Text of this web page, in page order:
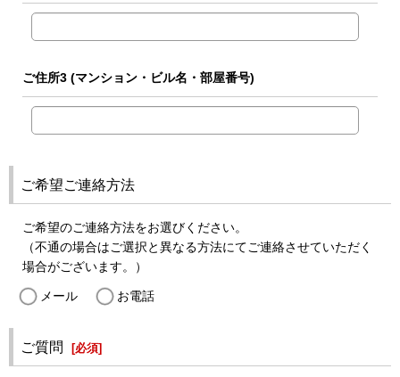
ご住所3 (マンション・ビル名・部屋番号)
ご希望ご連絡方法
ご希望のご連絡方法をお選びください。
（不通の場合はご選択と異なる方法にてご連絡させていただく
場合がございます。）
メール お電話
ご質問 [必須]